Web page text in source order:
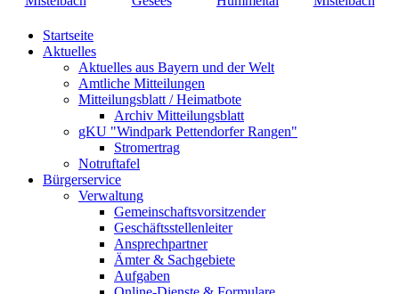
Startseite
Aktuelles
Aktuelles aus Bayern und der Welt
Amtliche Mitteilungen
Mitteilungsblatt / Heimatbote
Archiv Mitteilungsblatt
gKU "Windpark Pettendorfer Rangen"
Stromertrag
Notruftafel
Bürgerservice
Verwaltung
Gemeinschaftsvorsitzender
Geschäftsstellenleiter
Ansprechpartner
Ämter & Sachgebiete
Aufgaben